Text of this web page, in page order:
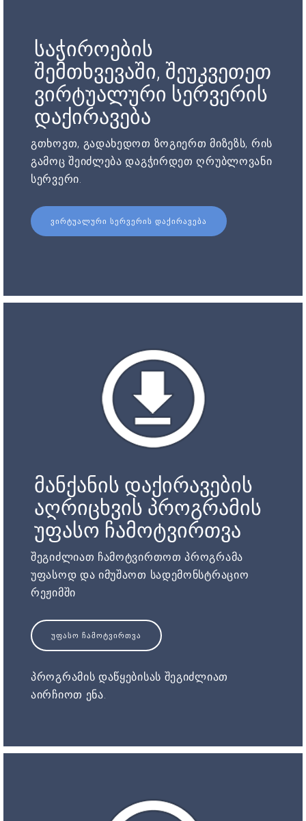
საჭიროების
შემთხვევაში, შეუკვეთეთ
ვირტუალური სერვერის
დაქირავება
გთხოვთ, გადახედოთ ზოგიერთ მიზეზს, რის
გამოც შეიძლება დაგჭირდეთ ღრუბლოვანი
სერვერი.
ᲕᲘᲠᲢᲣᲐᲚᲣᲠᲘ ᲡᲔᲠᲕᲔᲠᲘᲡ ᲓᲐᲥᲘᲠᲐᲕᲔᲑᲐ
მანქანის დაქირავების
აღრიცხვის პროგრამის
უფასო ჩამოტვირთვა
შეგიძლიათ ჩამოტვირთოთ პროგრამა
უფასოდ და იმუშაოთ სადემონსტრაციო
რეჟიმში
ᲣᲤᲐᲡᲝ ᲩᲐᲛᲝᲢᲕᲘᲠᲗᲕᲐ
პროგრამის დაწყებისას შეგიძლიათ
აირჩიოთ ენა.